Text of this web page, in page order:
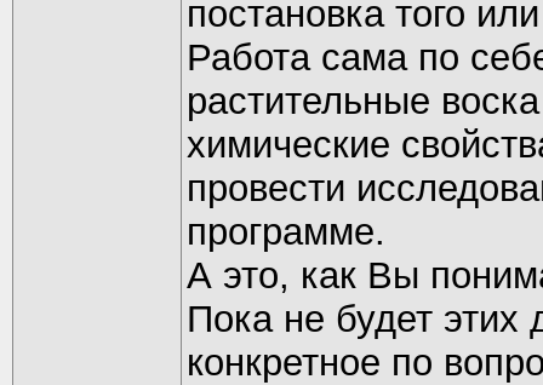
постановка того
Работа сама по
растительные
химические
провести
программе.
А это, как Вы
Пока не будет этих
конкретное по